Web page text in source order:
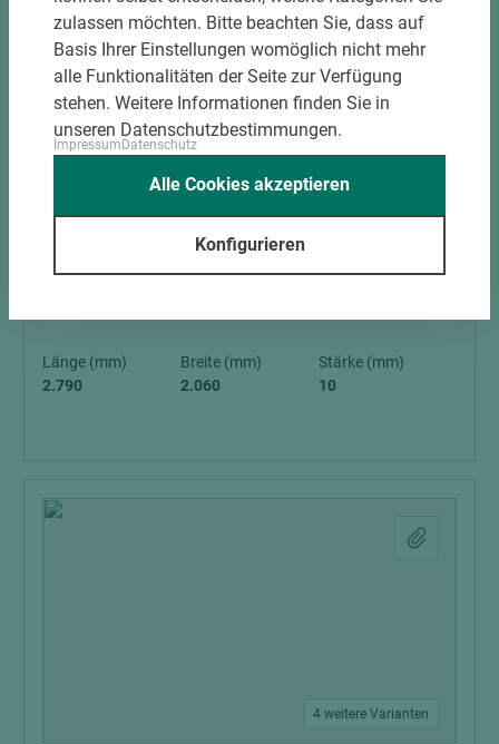
4 weitere Varianten
Länge (mm)
2.790
Breite (mm)
2.060
Stärke (mm)
10
4 weitere Varianten
zulassen möchten. Bitte beachten Sie, dass auf
Basis Ihrer Einstellungen womöglich nicht mehr
alle Funktionalitäten der Seite zur Verfügung
stehen. Weitere Informationen finden Sie in
unseren Datenschutzbestimmungen.
ImpressumDatenschutz
Konfigurieren
Alle Cookies akzeptieren